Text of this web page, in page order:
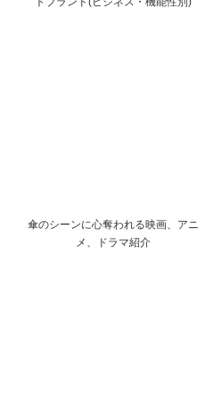
傘のシーンに心奪われる映画、アニ
メ、ドラマ紹介